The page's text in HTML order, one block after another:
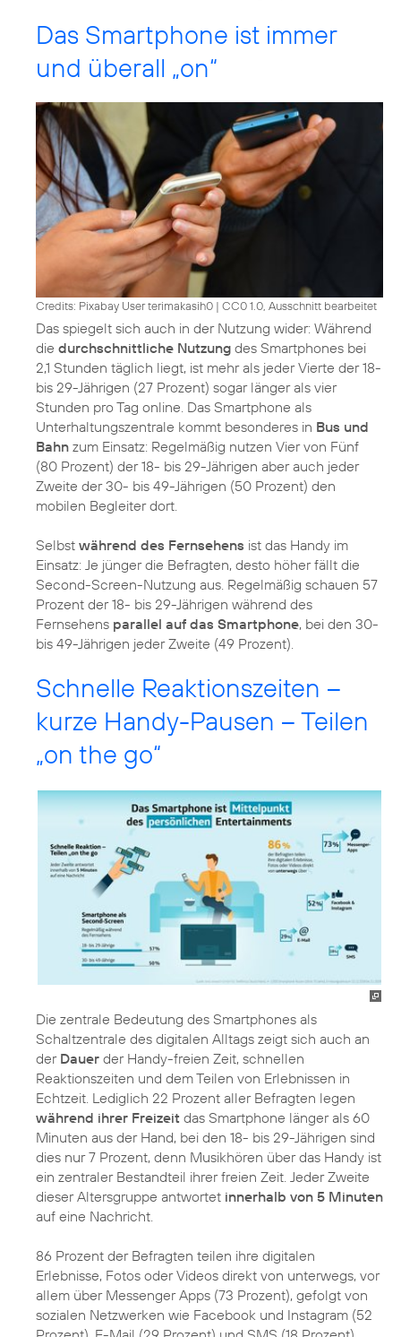
Das Smartphone ist immer
und überall „on“
Credits: Pixabay User terimakasih0 | CC0 1.0, Ausschnitt bearbeitet
Das spiegelt sich auch in der Nutzung wider: Während
die durchschnittliche Nutzung des Smartphones bei
2,1 Stunden täglich liegt, ist mehr als jeder Vierte der 18-
bis 29-Jährigen (27 Prozent) sogar länger als vier
Stunden pro Tag online. Das Smartphone als
Unterhaltungszentrale kommt besonderes in Bus und
Bahn zum Einsatz: Regelmäßig nutzen Vier von Fünf
(80 Prozent) der 18- bis 29-Jährigen aber auch jeder
Zweite der 30- bis 49-Jährigen (50 Prozent) den
mobilen Begleiter dort.
Selbst während des Fernsehens ist das Handy im
Einsatz: Je jünger die Befragten, desto höher fällt die
Second-Screen-Nutzung aus. Regelmäßig schauen 57
Prozent der 18- bis 29-Jährigen während des
Fernsehens parallel auf das Smartphone, bei den 30-
bis 49-Jährigen jeder Zweite (49 Prozent).
Schnelle Reaktionszeiten –
kurze Handy-Pausen – Teilen
„on the go“
Die zentrale Bedeutung des Smartphones als
Schaltzentrale des digitalen Alltags zeigt sich auch an
der Dauer der Handy-freien Zeit, schnellen
Reaktionszeiten und dem Teilen von Erlebnissen in
Echtzeit. Lediglich 22 Prozent aller Befragten legen
während ihrer Freizeit das Smartphone länger als 60
Minuten aus der Hand, bei den 18- bis 29-Jährigen sind
dies nur 7 Prozent, denn Musikhören über das Handy ist
ein zentraler Bestandteil ihrer freien Zeit. Jeder Zweite
dieser Altersgruppe antwortet innerhalb von 5 Minuten
auf eine Nachricht.
86 Prozent der Befragten teilen ihre digitalen
Erlebnisse, Fotos oder Videos direkt von unterwegs, vor
allem über Messenger Apps (73 Prozent), gefolgt von
sozialen Netzwerken wie Facebook und Instagram (52